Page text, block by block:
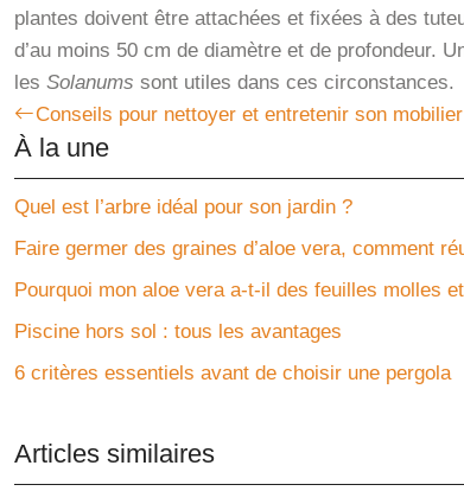
plantes doivent être attachées et fixées à des
d’au moins 50 cm de diamètre et de profondeur.
les Solanums sont utiles dans ces circonstances.
Conseils pour nettoyer et entretenir son
À la une
Quel est l’arbre idéal pour son jardin ?
Faire germer des graines d’aloe vera, comment
Pourquoi mon aloe vera a-t-il des feuilles molles
Piscine hors sol : tous les avantages
6 critères essentiels avant de choisir une pergola
Articles similaires